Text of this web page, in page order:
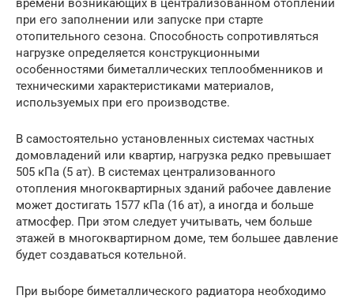
при его заполнении или запуске при старте
отопительного сезона. Способность сопротивляться
нагрузке определяется конструкционными
особенностями биметаллических теплообменников и
техническими характеристиками материалов,
используемых при его производстве.
В самостоятельно установленных системах частных
домовладений или квартир, нагрузка редко превышает
505 кПа (5 ат). В системах централизованного
отопления многоквартирных зданий рабочее давление
может достигать 1577 кПа (16 ат), а иногда и больше
атмосфер. При этом следует учитывать, чем больше
этажей в многоквартирном доме, тем большее давление
будет создаваться котельной.
При выборе биметаллического радиатора необходимо